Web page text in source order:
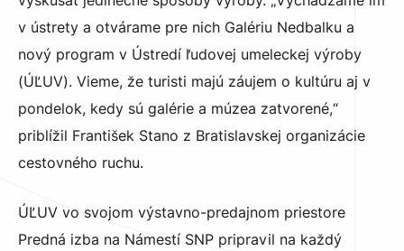
v ústrety a otvárame pre nich Galériu Nedbalku a
nový program v Ústredí ľudovej umeleckej výroby
(ÚĽUV). Vieme, že turisti majú záujem o kultúru aj v
pondelok, kedy sú galérie a múzea zatvorené,“
priblížil František Stano z Bratislavskej organizácie
cestovného ruchu.
ÚĽUV vo svojom výstavno-predajnom priestore
Predná izba na Námestí SNP pripravil na každý